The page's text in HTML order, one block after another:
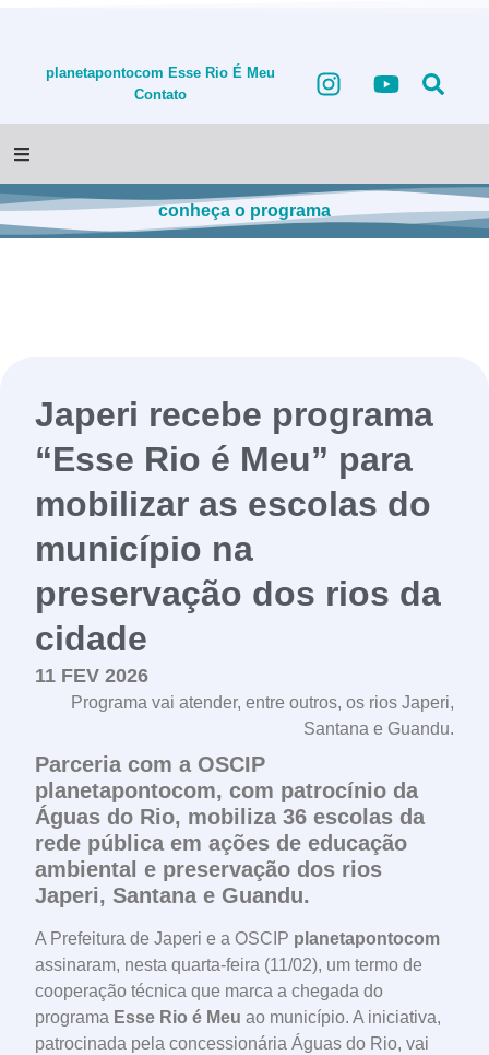
planetapontocom Esse Rio É Meu
Contato
conheça o programa
Japeri recebe programa
“Esse Rio é Meu” para
mobilizar as escolas do
município na
preservação dos rios da
cidade
11 FEV 2026
Programa vai atender, entre outros, os rios Japeri,
Santana e Guandu.
Parceria com a OSCIP
planetapontocom, com patrocínio da
Águas do Rio, mobiliza 36 escolas da
rede pública em ações de educação
ambiental e preservação dos rios
Japeri, Santana e Guandu.
A Prefeitura de Japeri e a OSCIP planetapontocom
assinaram, nesta quarta-feira (11/02), um termo de
cooperação técnica que marca a chegada do
programa Esse Rio é Meu ao município. A iniciativa,
patrocinada pela concessionária Águas do Rio, vai